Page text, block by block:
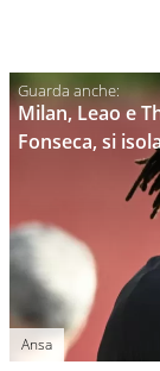
Milan, Leao e
Fonseca, si
Ansa